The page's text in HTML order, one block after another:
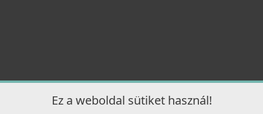
Részletek
APS250GREz a weboldal sütiket használ!